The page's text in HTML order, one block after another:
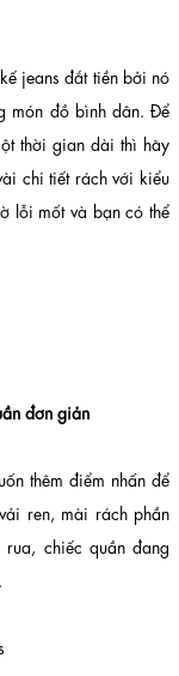
jeans đắt tiền bởi nó
món đồ bình dân. Để
thời gian dài thì hãy
chi tiết rách với kiểu
lỗi mốt và bạn có thể
đơn giản
thêm điểm nhấn để
ren, mài rách phần
chiếc quần đang